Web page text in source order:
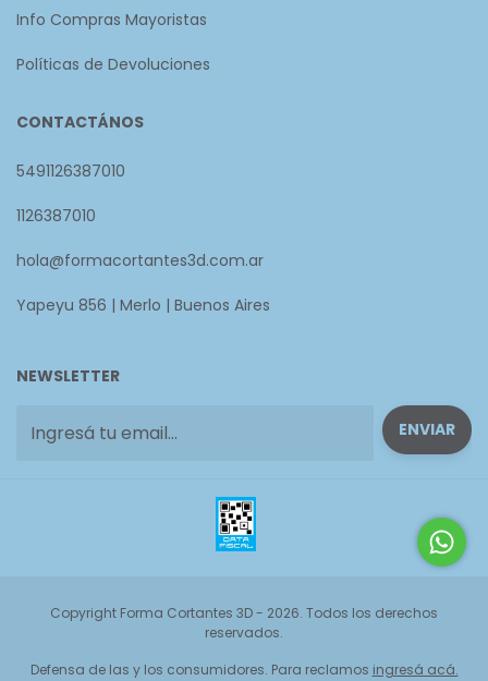
Info Compras Mayoristas
Políticas de Devoluciones
CONTACTÁNOS
5491126387010
1126387010
hola@formacortantes3d.com.ar
Yapeyu 856 | Merlo | Buenos Aires
NEWSLETTER
Copyright Forma Cortantes 3D - 2026. Todos los derechos
reservados.
Defensa de las y los consumidores. Para reclamos ingresá acá.